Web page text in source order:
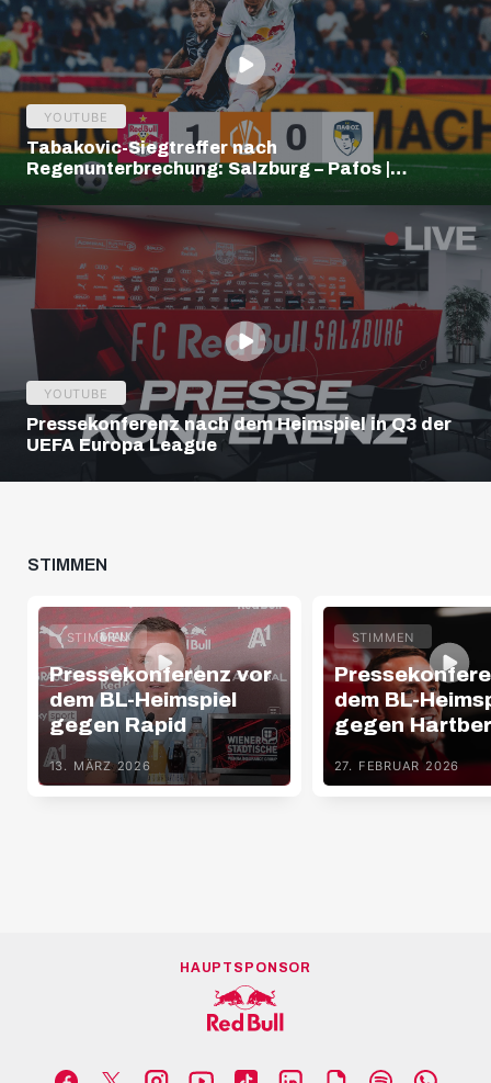
YOUTUBE
Tabakovic-Siegtreffer nach
Regenunterbrechung: Salzburg – Pafos |
Highlights | Europa League Q3
YOUTUBE
Pressekonferenz nach dem Heimspiel in Q3 der
UEFA Europa League
STIMMEN
STIMMEN
Pressekonferenz vor
dem BL-Heimspiel
gegen Rapid
13. MÄRZ 2026
STIMMEN
dem BL-
gegen
27. FEBRUAR 2026
HAUPTSPONSOR